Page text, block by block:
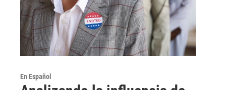
En Español